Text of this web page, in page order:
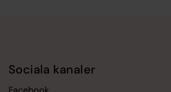
Sociala kanaler